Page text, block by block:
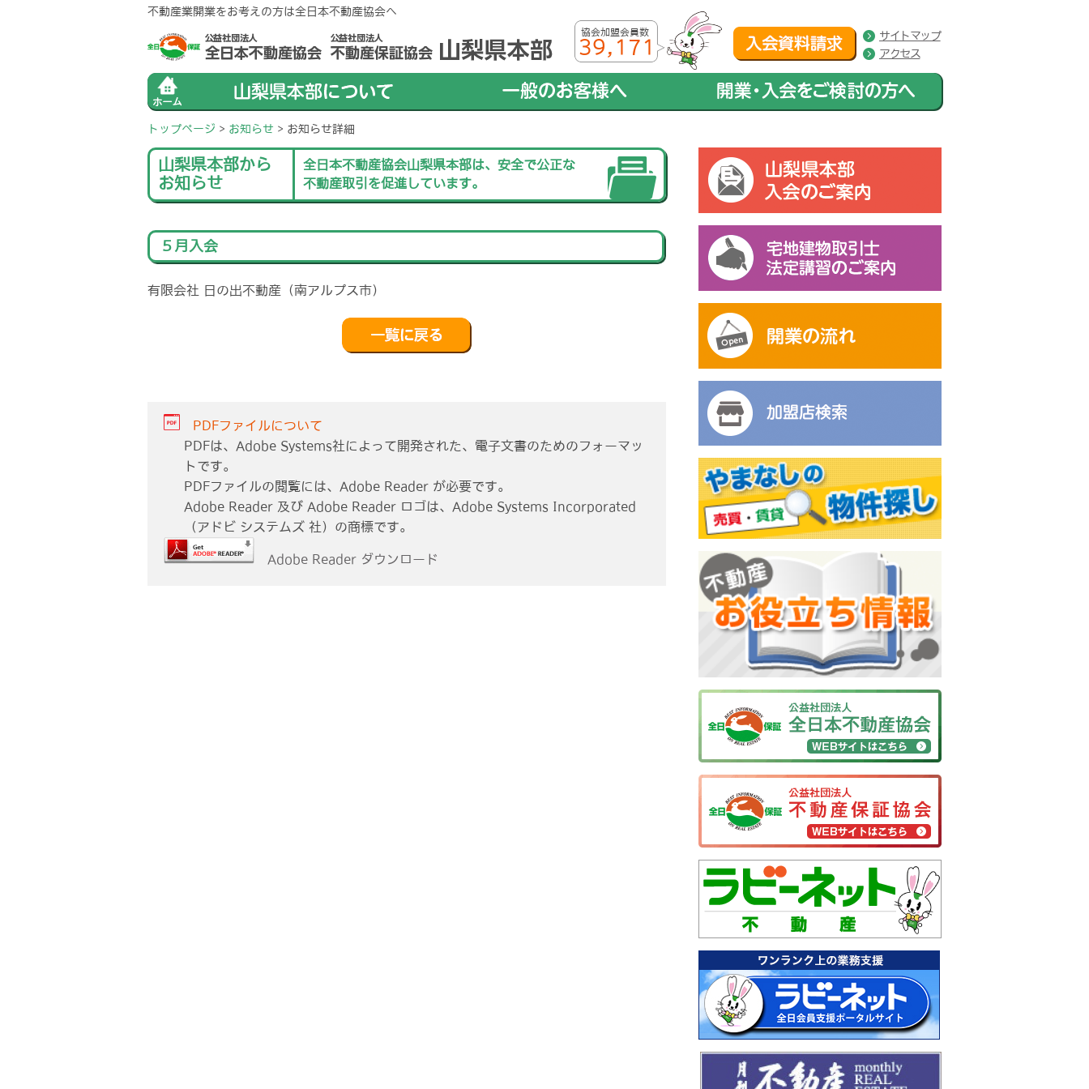
不動産業開業をお考えの方は全日本不動産協会へ
協会加盟会員数
39,171
サイトマップ
アクセス
トップページ > お知らせ > お知らせ詳細
山梨県本部から
お知らせ
全日本不動産協会山梨県本部は、安全で公正な
不動産取引を促進しています。
５月入会
有限会社 日の出不動産（南アルプス市）
PDFファイルについて
PDFは、Adobe Systems社によって開発された、電子文書のためのフォーマッ
トです。
PDFファイルの閲覧には、Adobe Reader が必要です。
Adobe Reader 及び Adobe Reader ロゴは、Adobe Systems Incorporated
（アドビ システムズ 社）の商標です。
Adobe Reader ダウンロード